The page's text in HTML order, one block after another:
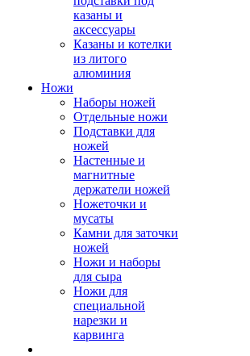
казаны и
аксессуары
Казаны и котелки
из литого
алюминия
Ножи
Наборы ножей
Отдельные ножи
Подставки для
ножей
Настенные и
магнитные
держатели ножей
Ножеточки и
мусаты
Камни для заточки
ножей
Ножи и наборы
для сыра
Ножи для
специальной
нарезки и
карвинга